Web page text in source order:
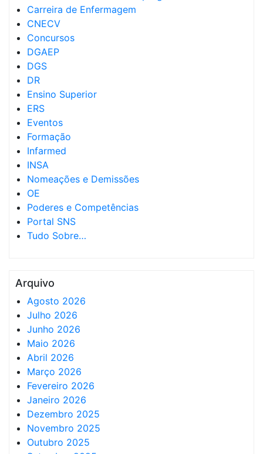
Carreira de Enfermagem
CNECV
Concursos
DGAEP
DGS
DR
Ensino Superior
ERS
Eventos
Formação
Infarmed
INSA
Nomeações e Demissões
OE
Poderes e Competências
Portal SNS
Tudo Sobre…
Arquivo
Agosto 2026
Julho 2026
Junho 2026
Maio 2026
Abril 2026
Março 2026
Fevereiro 2026
Janeiro 2026
Dezembro 2025
Novembro 2025
Outubro 2025